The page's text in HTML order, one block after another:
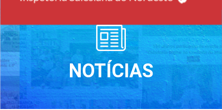
NOTÍCIAS